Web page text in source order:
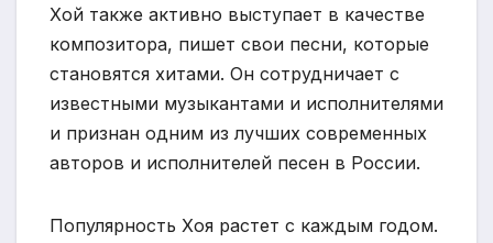
Хой также активно выступает в качестве
композитора, пишет свои песни, которые
становятся хитами. Он сотрудничает с
известными музыкантами и исполнителями
и признан одним из лучших современных
авторов и исполнителей песен в России.
Популярность Хоя растет с каждым годом.